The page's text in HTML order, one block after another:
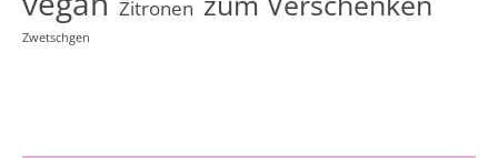
Zitronen
Zwetschgen